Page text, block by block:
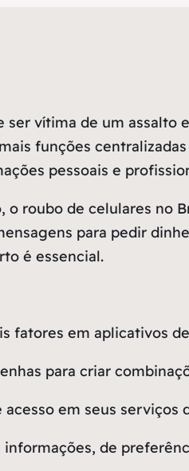
ser vítima de um assalto
funções
pessoais e
roubo de celulares no
para pedir
é essencial.
fatores em aplicativos
para criar
acesso em seus serviços
informações, de